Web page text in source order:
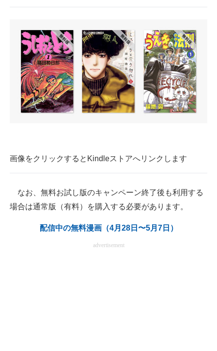
AI活用のいまが分かる
企業ITのトレンドを詳説
経営リーダーのコミュニティ
マーケ×ITの今がよく分かる
IT製品の技術・比較・事例
製造業のIT導入・活用を支援
画像をクリックするとKindleストアへリンクします
なお、無料お試し版のキャンペーン終了後も利用する
場合は通常版（有料）を購入する必要があります。
配信中の無料漫画（4月28日〜5月7日）
advertisement